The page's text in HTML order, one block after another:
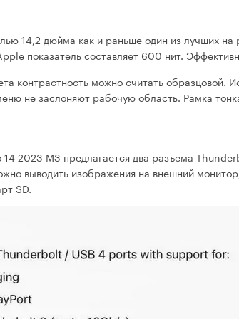
14,2 дюйма как и раньше один из лучших
показатель составляет 600 нит.
контрастность можно считать
не заслоняют рабочую область. Рамка
2023 М3 предлагается два разъема
выводить изображения на внешний
SD.